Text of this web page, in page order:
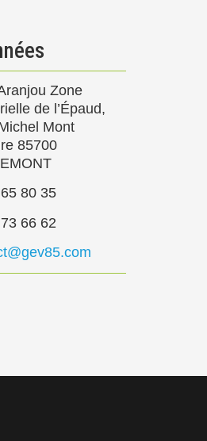
Zone
de l’Épaud,
Mont
85700
80 35
66 62